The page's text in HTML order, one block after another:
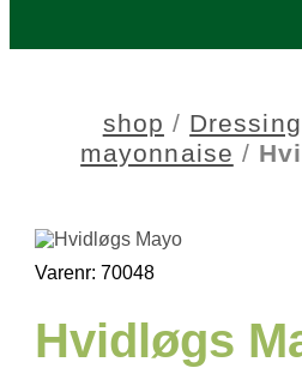
shop /
mayonnaise /
Varenr: 70048
Hvidløgs